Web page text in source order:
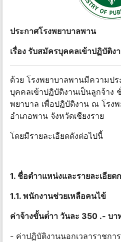
ประกาศโรงพยาบาลพาน
เรื่อง รับสมัครบุคคลเข้าปฏิบัติง
ด้วย โรงพยาบาลพานมีความป
บุคคลเข้าปฏิบัติงานเป็นลูกจ้าง
พยาบาล เพื่อปฏิบัติงาน ณ โรง
อําเภอพาน จังหวัดเชียงราย
โดยมีรายละเอียดดังต่อไปนี้
1. ชื่อตําาแหน่งและรายละเอียด
1.1. พนักงานช่วยเหลือคนไข้
ค่าจ้างขั้นต่ําา วันละ 350 .- บา
- ค่าปฏิบัติงานนอกเวลาราชกา